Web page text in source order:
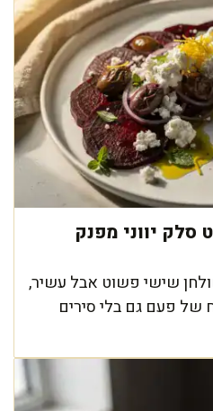
סלק יווני מפנק
שישי פשוט אבל עשיר,
של פעם גם בלי סירים